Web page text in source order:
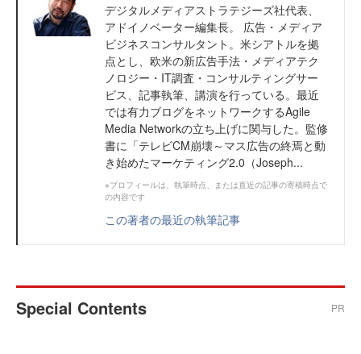
デジタルメディアストラテジーズ社代表、
アドイノベーター編集長。 広告・メディア
ビジネスコンサルタント。米シアトルを拠
点とし、欧米の新広告手法・メディアテク
ノロジー・IT調査・コンサルティングサー
ビス、記事執筆、講演を行っている。最近
では有力ブログをネットワークするAgile
Media Networkの立ち上げに関与した。監修
書に「テレビCM崩壊～マス広告の終焉と動
き始めたマーケティング2.0（Joseph...
※プロフィールは、執筆時点、または直近の記事の寄稿時点で
の内容です
この著者の最近の執筆記事
Special Contents PR